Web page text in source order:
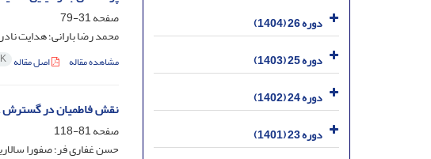
صفحه31-79
محمد رضا بارانی؛ هدایت
مشاهده مقاله اصل مقاله
نقش فاطمیان در گسترش
صفحه81-118
حسن غفاری فر؛ صفورا
دوره 26 (1404)
دوره 25 (1403)
دوره 24 (1402)
دوره 23 (1401)